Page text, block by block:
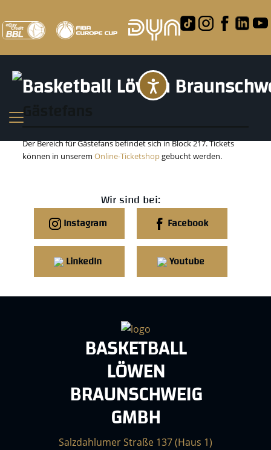
Gästefans
Der Bereich für Gästefans befindet sich in Block 217. Tickets
können in unseremOnline-Ticketshopgebucht werden.
Wir sind bei:
Instagram Facebook
LinkedIn Youtube
BASKETBALL
LÖWEN
BRAUNSCHWEIG
GMBH
Salzdahlumer Straße 137 (Haus 1)